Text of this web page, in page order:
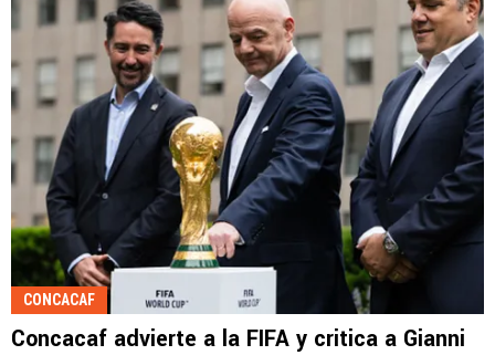
CONCACAF
Concacaf advierte a la FIFA y critica a Gianni